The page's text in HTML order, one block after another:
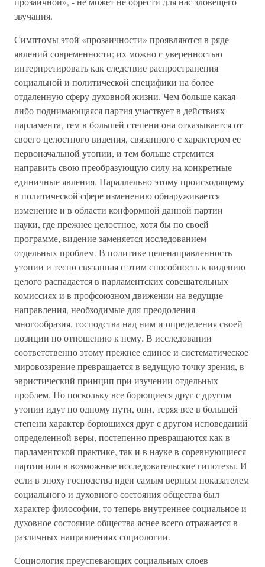
звучания.
Симптомы этой «прозаичности» проявляются в ряде
явлений современности; их можно с уверенностью
интерпретировать как следствие распространения
социальной и политической специфики на более
отдаленную сферу духовной жизни. Чем больше какая-
либо поднимающаяся партия участвует в действиях
парламента, тем в большей степени она отказывается от
своего целостного видения, связанного с характером ее
первоначальной утопии, и тем больше стремится
направить свою преобразующую силу на конкретные
единичные явления. Параллельно этому происходящему
в политической сфере изменению обнаруживается
изменение и в области конформной данной партии
науки, где прежнее целостное, хотя бы по своей
программе, видение заменяется исследованием
отдельных проблем. В политике целенаправленность
утопии и тесно связанная с этим способность к видению
целого распадается в парламентских совещательных
комиссиях и в профсоюзном движении на ведущие
направления, необходимые для преодоления
многообразия, господства над ним и определения своей
позиции по отношению к нему. В исследовании
соответственно этому прежнее единое и систематическое
мировоззрение превращается в ведущую точку зрения, в
эвристический принцип при изучении отдельных
проблем. Но поскольку все борющиеся друг с другом
утопии идут по одному пути, они, теряя все в большей
степени характер борющихся друг с другом исповеданий
определенной веры, постепенно превращаются как в
парламентской практике, так и в науке в соревнующиеся
партии или в возможные исследовательские гипотезы. И
если в эпоху господства идеи самым верным показателем
социального и духовного состояния общества был
характер философии, то теперь внутреннее социальное и
духовное состояние общества яснее всего отражается в
различных направлениях социологии.
Социология преуспевающих социальных слоев